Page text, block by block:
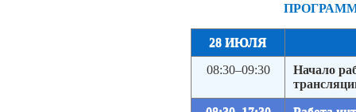
28 ИЮЛЯ
08:30–09:30
Начало